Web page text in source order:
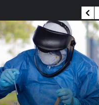
acerca!